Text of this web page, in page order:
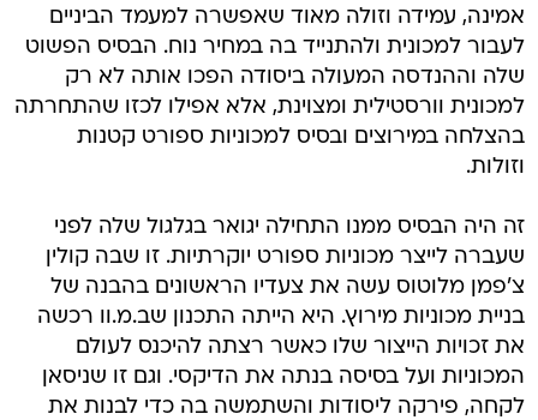
אמינה, עמידה וזולה מאוד שאפשרה למעמד הביניים
לעבור למכונית ולהתנייד בה במחיר נוח. הבסיס הפשוט
שלה וההנדסה המעולה ביסודה הפכו אותה לא רק
למכונית וורסטילית ומצוינת, אלא אפילו לכזו שהתחרתה
בהצלחה במירוצים ובסיס למכוניות ספורט קטנות
וזולות.
זה היה הבסיס ממנו התחילה יגואר בגלגול שלה לפני
שעברה לייצר מכוניות ספורט יוקרתיות. זו שבה קולין
צ'פמן מלוטוס עשה את צעדיו הראשונים בהבנה של
בניית מכוניות מירוץ. היא הייתה התכנון שב.מ.וו רכשה
את זכויות הייצור שלו כאשר רצתה להיכנס לעולם
המכוניות ועל בסיסה בנתה את הדיקסי. וגם זו שניסאן
לקחה, פירקה ליסודות והשתמשה בה כדי לבנות את